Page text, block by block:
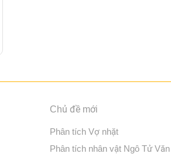
Chủ đề mới
Phân tích Vợ nhặt
Phân tích nhân vật Ngô Tử Văn